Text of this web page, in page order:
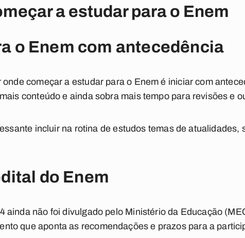
a estudar para o Enem
o Enem com antecedência
começar a estudar para o Enem é iniciar com
conteúdo e ainda sobra mais tempo para revisões e
incluir na rotina de estudos temas de atualidades,
do Enem
ainda não foi divulgado pelo Ministério da Educação
que aponta as recomendações e prazos para a